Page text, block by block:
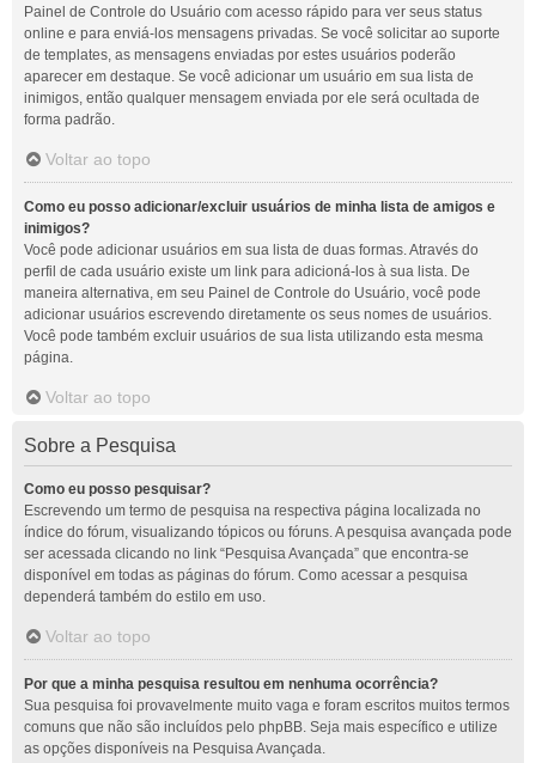
Painel de Controle do Usuário com acesso rápido para ver seus status
online e para enviá-los mensagens privadas. Se você solicitar ao suporte
de templates, as mensagens enviadas por estes usuários poderão
aparecer em destaque. Se você adicionar um usuário em sua lista de
inimigos, então qualquer mensagem enviada por ele será ocultada de
forma padrão.
Voltar ao topo
Como eu posso adicionar/excluir usuários de minha lista de amigos e
inimigos?
Você pode adicionar usuários em sua lista de duas formas. Através do
perfil de cada usuário existe um link para adicioná-los à sua lista. De
maneira alternativa, em seu Painel de Controle do Usuário, você pode
adicionar usuários escrevendo diretamente os seus nomes de usuários.
Você pode também excluir usuários de sua lista utilizando esta mesma
página.
Voltar ao topo
Sobre a Pesquisa
Como eu posso pesquisar?
Escrevendo um termo de pesquisa na respectiva página localizada no
índice do fórum, visualizando tópicos ou fóruns. A pesquisa avançada pode
ser acessada clicando no link “Pesquisa Avançada” que encontra-se
disponível em todas as páginas do fórum. Como acessar a pesquisa
dependerá também do estilo em uso.
Voltar ao topo
Por que a minha pesquisa resultou em nenhuma ocorrência?
Sua pesquisa foi provavelmente muito vaga e foram escritos muitos termos
comuns que não são incluídos pelo phpBB. Seja mais específico e utilize
as opções disponíveis na Pesquisa Avançada.